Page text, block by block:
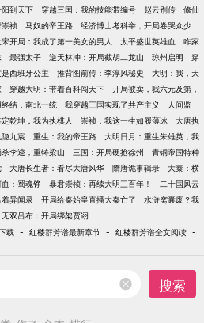
到天下 穿越三国：我的技能带编号 赵云别传
修仙
祯 马奴的帝王路
经济博士考科举，开局卷哭众少
开局：我成了第一美女的男人 太平盛世英雄血
咋家
最强太子 逆天林冲：开局截胡二龙山 琼州启明
穿
西班牙公主 推背图前传：李淳风秘史
大明：我，天
穿越大明：带着百科闯天下
开局被卖，我六元及第，
结，南北一统 我穿越三国实现了共产主义
人间监
乾坤，我为执棋人 崇祯：我这一生如履薄冰
大唐执
隐九宸 重生：我的帝王路
大明日月：重生朱雄英，我
李逵，重铸梁山 三国：开局硬抢徐州
青铜帝国特种
大唐长生者：看尽大唐风华 隋唐诡事辑录
大秦：横
：蜀魂铮 暴君崇祯：再续大明三百年！
二十国风云
异闻录 开局给秦始皇直播大秦亡了
水浒窝囊废？我
无双吕布：开局绑架贾诩
载 - 红楼群芳谱最新章节 - 红楼群芳谱全文阅读 -
搜索